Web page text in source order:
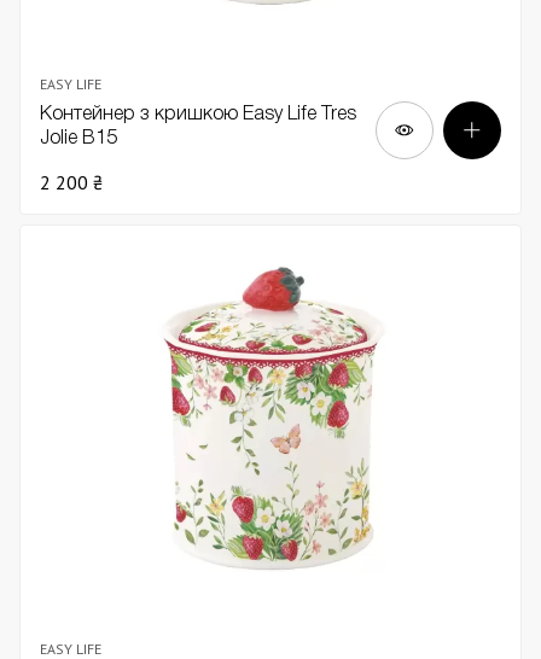
EASY LIFE
Контейнер з кришкою Easy Life Tres
Jolie В15
2 200 ₴
EASY LIFE